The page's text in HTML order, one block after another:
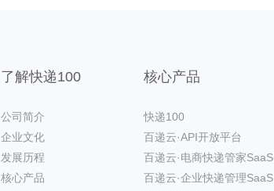
了解快递100
公司简介
企业文化
发展历程
核心产品
核心产品
快递100
百递云·API开放平台
百递云·电商快递管家SaaS
百递云·企业快递管理SaaS